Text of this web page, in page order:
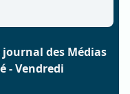
journal des Médias
- Vendredi